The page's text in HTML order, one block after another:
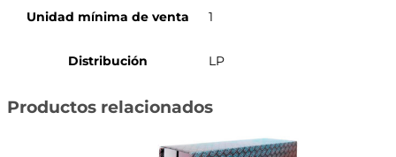
Unidad mínima de venta 1
Distribución LP
Productos relacionados